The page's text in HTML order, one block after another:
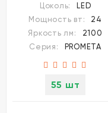
PROMETA 358756
2100лм 24Вт
Цоколь:
LED
Мощность вт:
24
Яркость лм:
2100
Серия:
PROMETA
55 шт